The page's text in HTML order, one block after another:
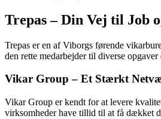
Trepas – Din Vej til Job
Trepas er en af Viborgs førende
den rette medarbejder til diverse opgaver
Vikar Group – Et Stærkt
Vikar Group er kendt for at levere
virksomheder have tillid til at få dækket